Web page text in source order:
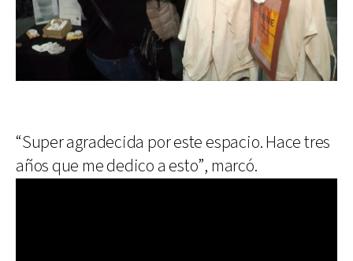
“Super agradecida por este espacio. Hace tres
años que me dedico a esto”, marcó.